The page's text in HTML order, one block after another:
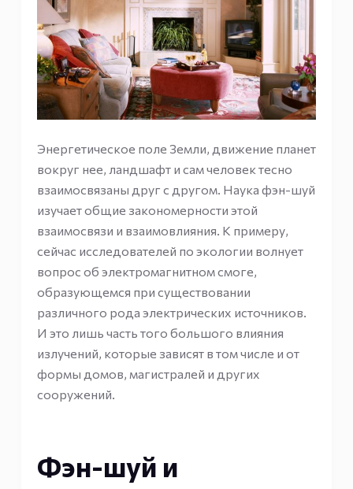
Энергетическое поле Земли, движение планет
вокруг нее, ландшафт и сам человек тесно
взаимосвязаны друг с другом. Наука фэн-шуй
изучает общие закономерности этой
взаимосвязи и взаимовлияния. К примеру,
сейчас исследователей по экологии волнует
вопрос об электромагнитном смоге,
образующемся при существовании
различного рода электрических источников.
И это лишь часть того большого влияния
излучений, которые зависят в том числе и от
формы домов, магистралей и других
сооружений.
Фэн-шуй и